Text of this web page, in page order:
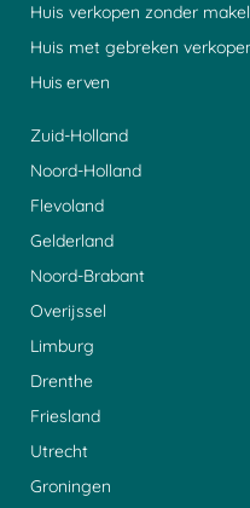
Huis verkopen zonder
Huis met gebreken
Huis erven
Zuid-Holland
Noord-Holland
Flevoland
Gelderland
Noord-Brabant
Overijssel
Limburg
Drenthe
Friesland
Utrecht
Groningen